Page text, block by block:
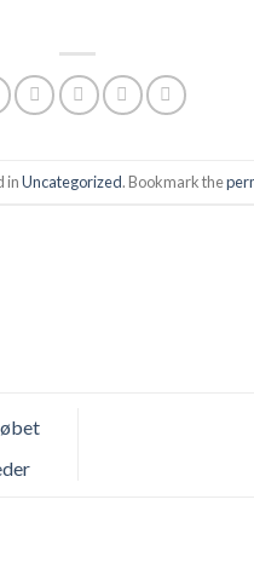
inUncategorized. Bookmark the